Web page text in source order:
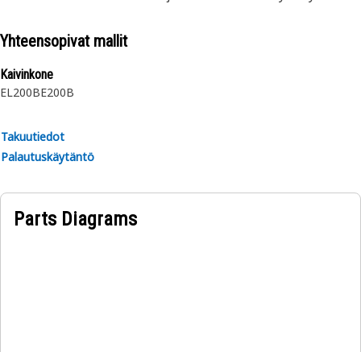
Yhteensopivat mallit
Kaivinkone
EL200BE200B
Takuutiedot
Palautuskäytäntö
Parts Diagrams